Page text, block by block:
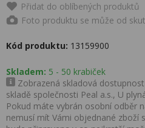
Přidat do oblíbených produktů
Foto produktu se může od
Kód produktu: 13159900
Skladem: 5 - 50 krabiček
Zobrazená skladová
skladě společnosti Peal a.s., U
Pokud máte vybrán osobní odběr
nemusí mít Vámi objednané zboží